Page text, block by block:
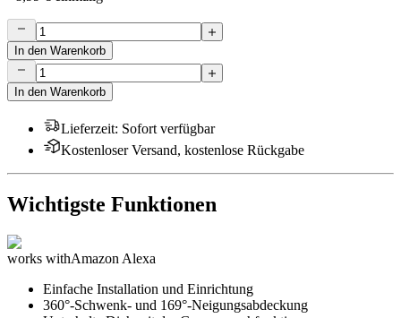
In den Warenkorb
In den Warenkorb
Lieferzeit: Sofort verfügbar
Kostenloser Versand, kostenlose Rückgabe
Wichtigste Funktionen
works withAmazon Alexa
Einfache Installation und Einrichtung
360°-Schwenk- und 169°-Neigungsabdeckung